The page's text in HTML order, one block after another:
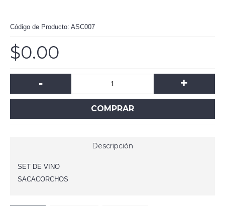
Código de Producto: ASC007
$0.00
- +
COMPRAR
Descripción
SET DE VINO
SACACORCHOS